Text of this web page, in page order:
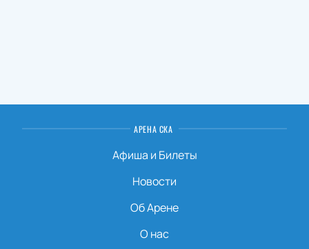
АРЕНА СКА
Афиша и Билеты
Новости
Об Арене
О нас